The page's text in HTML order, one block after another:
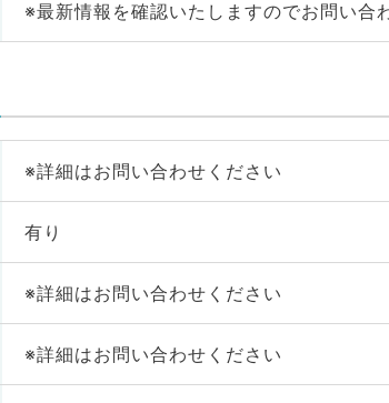
※最新情報を確認いたしますのでお問い合
※詳細はお問い合わせください
有り
※詳細はお問い合わせください
※詳細はお問い合わせください